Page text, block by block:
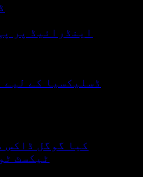
اینڈرائیڈ پر
ڈسلیکسیا کے لیے
کیا گوگل ڈاکس
ٹیکسٹ